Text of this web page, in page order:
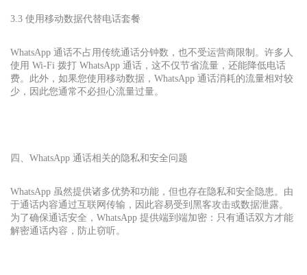
3.3 使用移动数据代替电话套餐
WhatsApp 通话不占用传统通话分钟数，也不受运营商限制。许多人
使用 Wi-Fi 拨打 WhatsApp 通话，这不仅节省流量，还能降低电话
费。此外，如果您使用移动数据，WhatsApp 通话消耗的流量相对较
少，因此您通常不必担心流量过量。
四、WhatsApp 通话相关的隐私和安全问题
WhatsApp 虽然提供诸多优势和功能，但也存在隐私和安全隐患。由
于通话内容通过互联网传输，因此容易受到黑客攻击或数据泄露。
为了确保通话安全，WhatsApp 提供端到端加密：只有通话双方才能
解密通话内容，防止窃听。